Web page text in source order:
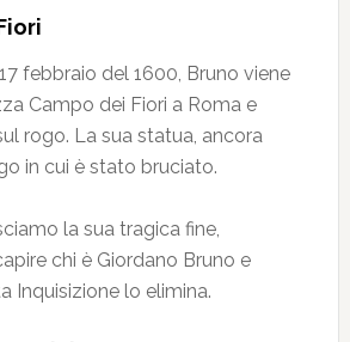
febbraio del 1600, Bruno viene
Campo dei Fiori a Roma e
rogo. La sua statua, ancora
in cui è stato bruciato.
la sua tragica fine,
chi è Giordano Bruno e
Inquisizione lo elimina.